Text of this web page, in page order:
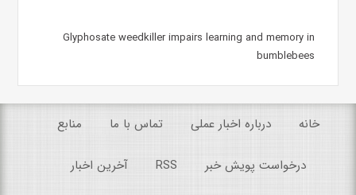
Glyphosate weedkiller impairs learning and memory in
bumblebees
خانه درباره اخبار عملی تماس با ما منابع
درخواست پویش خبر RSS آخرین اخبار